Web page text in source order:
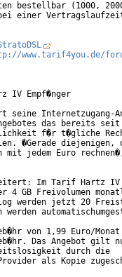
bestellbar (1000,
einer
www.tarif4you.de/
IV Empf�nger
Internetzugang-
das bereits seit
f�r t�gliche
�Gerade diejenigen,
mit jedem Euro
Im Tarif Hartz IV
GB Freivolumen
werden jetzt 20
werden
von 1,99 Euro/
Das Angebot gilt
durch die
als Kopie